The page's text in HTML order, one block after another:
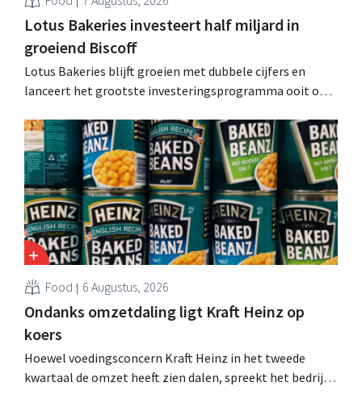
Lotus Bakeries investeert half miljard in
groeiend Biscoff
Lotus Bakeries blijft groeien met dubbele cijfers en
lanceert het grootste investeringsprogramma ooit om
moeten dit momentum grijpen”.
Food 6 Augustus, 2026
Ondanks omzetdaling ligt Kraft Heinz op
koers
Hoewel voedingsconcern Kraft Heinz in het tweede
kwartaal de omzet heeft zien dalen, spreekt het bedrijf